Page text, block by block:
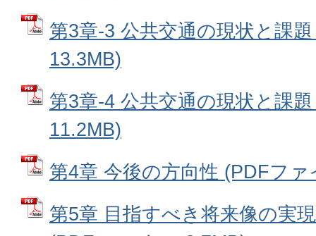
第3章-3 公共交通の現状と課
13.3MB)
第3章-4 公共交通の現状と課
11.2MB)
第4章 今後の方向性 (PDFフ
第5章 目指すべき将来像の実